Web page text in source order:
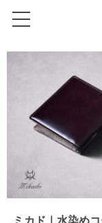
ミカド｜水染め